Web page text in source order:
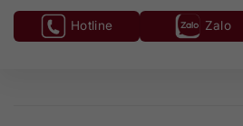
Hotline Zalo